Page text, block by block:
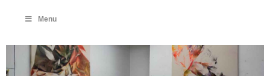
Menu